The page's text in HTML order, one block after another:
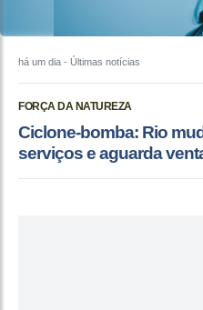
há um dia - Últimas notícias
FORÇA DA NATUREZA
Ciclone-bomba: Rio
serviços e aguarda